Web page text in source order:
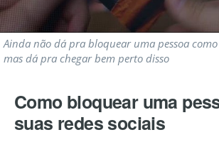
Ainda não dá pra bloquear uma pessoa
mas dá pra chegar bem perto disso
Como bloquear uma
suas redes sociais